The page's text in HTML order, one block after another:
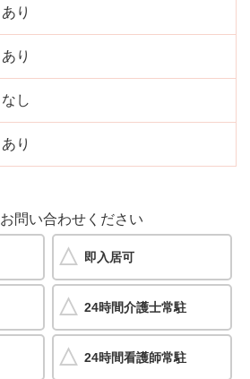
あり
あり
なし
あり
お問い合わせください
即入居可
24時間介護士常駐
24時間看護師常駐